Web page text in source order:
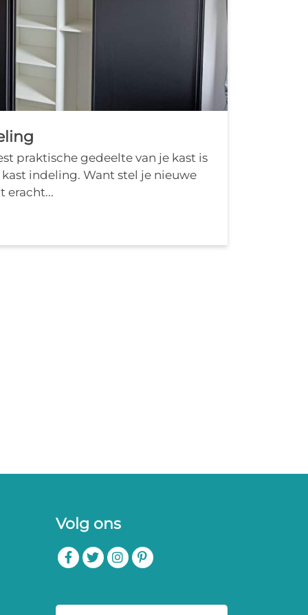
praktische gedeelte van je kast is
indeling. Want stel je nieuwe
eracht...
Volg ons